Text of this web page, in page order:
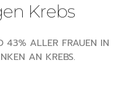
Krebs
43% ALLER FRAUEN IN
AN KREBS.